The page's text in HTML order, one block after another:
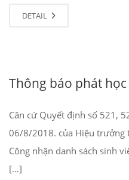
DETAIL
Thông báo phát
Căn cứ Quyết định số 521,
06/8/2018. của Hiệu trưởng
Công nhận danh sách
[…]